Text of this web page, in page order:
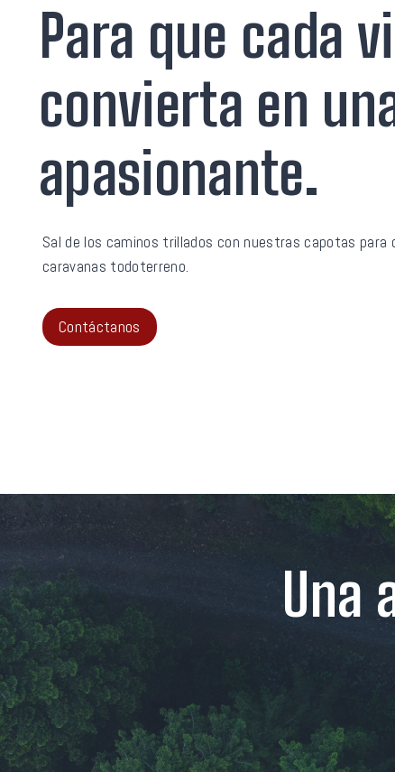
Para que cada
convierta en
apasionante.
Sal de los caminos trillados con nuestras capotas para
caravanas todoterreno.
Contáctanos
Una